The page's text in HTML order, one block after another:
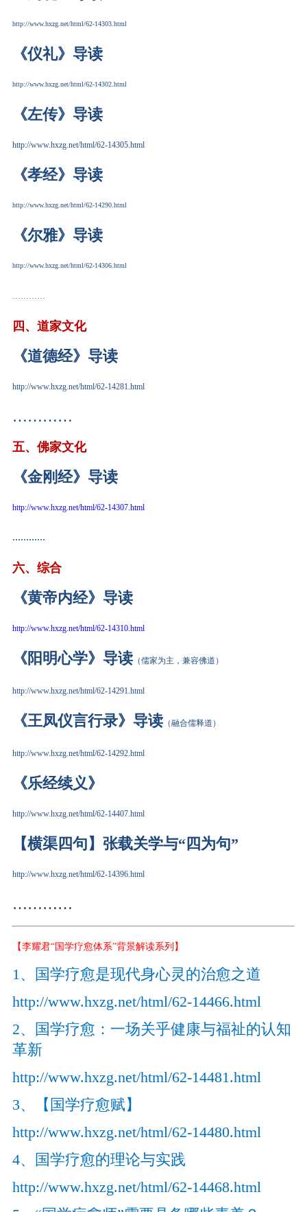
http://www.hxzg.net/html/62-14303.html
《仪礼》导读
http://www.hxzg.net/html/62-14302.html
《左传》导读
http://www.hxzg.net/html/62-14305.html
《孝经》导读
http://www.hxzg.net/html/62-14290.html
《尔雅》导读
http://www.hxzg.net/html/62-14306.html
四、道家文化
《道德经》导读
http://www.hxzg.net/html/62-14281.html
…………
五、佛家文化
《金刚经》导读
http://www.hxzg.net/html/62-14307.html
…………
六、 综合
《黄帝内经》导读
http://www.hxzg.net/html/62-14310.html
《阳明心学》导读（儒家为主，兼容佛道）
http://www.hxzg.net/html/62-14291.html
《王凤仪言行录》导读（融合儒释道）
http://www.hxzg.net/html/62-14292.html
《乐经续义》
http://www.hxzg.net/html/62-14407.html
【横渠四句】张载关学与“四为句”
http://www.hxzg.net/html/62-14396.html
…………
【李耀君“国学疗愈体系”背景解读系列】
1、国学疗愈是现代身心灵的治愈之道
http://www.hxzg.net/html/62-14466.html
2、国学疗愈：一场关乎健康与福祉的认知
革新
http://www.hxzg.net/html/62-14481.html
3、【国学疗愈赋】
http://www.hxzg.net/html/62-14480.html
4、国学疗愈的理论与实践
http://www.hxzg.net/html/62-14468.html